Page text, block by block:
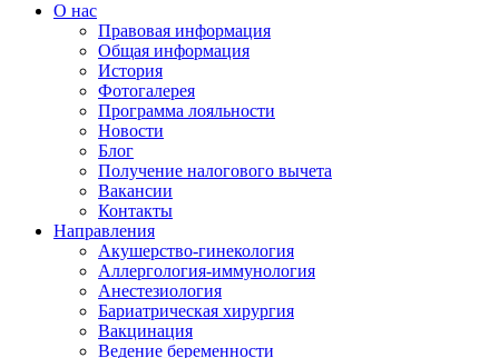
О нас
Правовая информация
Общая информация
История
Фотогалерея
Программа лояльности
Новости
Блог
Получение налогового вычета
Вакансии
Контакты
Направления
Акушерство-гинекология
Аллергология-иммунология
Анестезиология
Бариатрическая хирургия
Вакцинация
Ведение беременности